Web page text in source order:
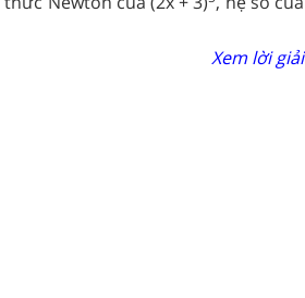
Xem lời giải